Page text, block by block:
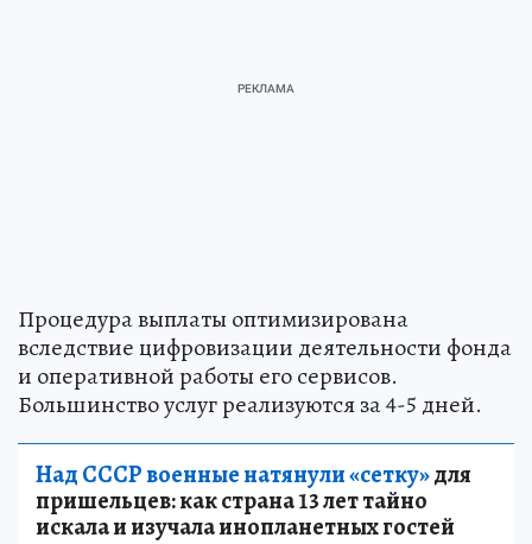
Процедура выплаты оптимизирована
вследствие цифровизации деятельности фонда
и оперативной работы его сервисов.
Большинство услуг реализуются за 4-5 дней.
Над СССР военные натянули «сетку»для
пришельцев: как страна 13 лет тайно
искала и изучала инопланетных гостей